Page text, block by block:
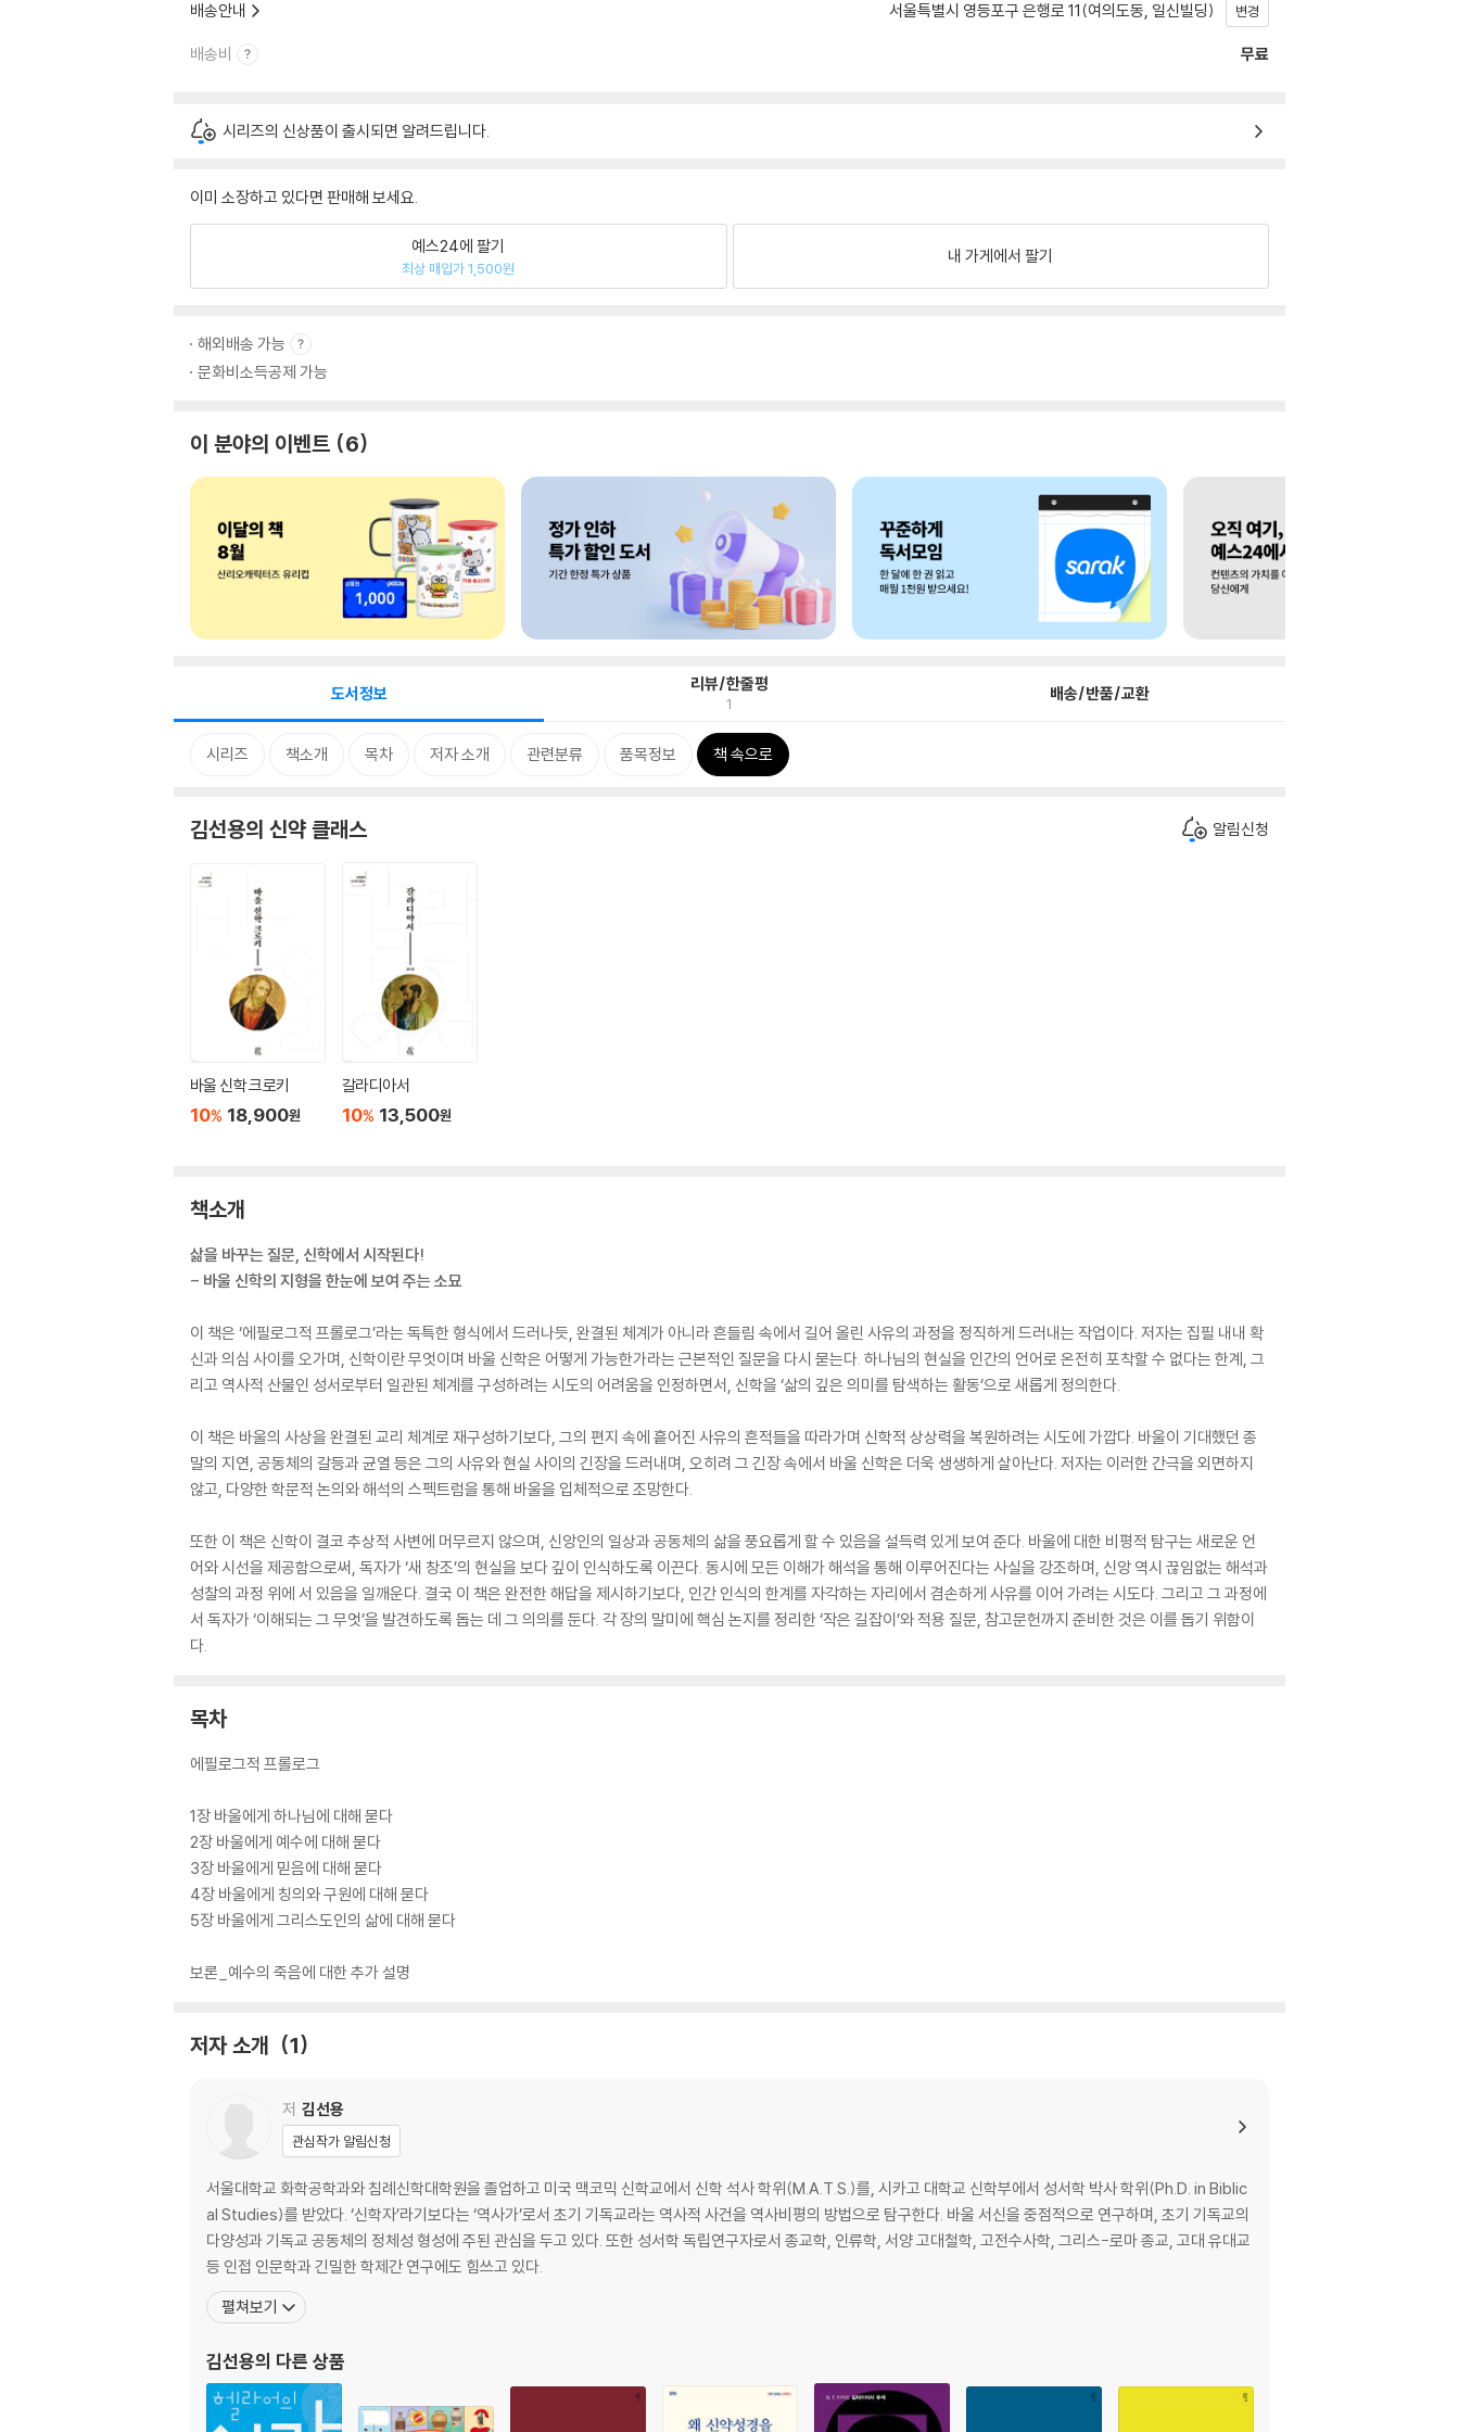
배송안내 서울특별시 영등포구 은행로 11(여의도동, 일신빌딩) 변경
배송비 무료
시리즈의 신상품이 출시되면 알려드립니다.
이미 소장하고 있다면 판매해 보세요.
예스24에 팔기
최상 매입가 1,500원
내 가게에서 팔기
해외배송 가능
문화비소득공제 가능
이 분야의 이벤트 6
도서정보 리뷰/한줄평
1 배송/반품/교환
시리즈 책소개 목차 저자 소개 관련분류 품목정보 책 속으로
김선용의 신약 클래스 알림신청
바울 신학 크로키
10% 18,900원
갈라디아서
10% 13,500원
책소개
삶을 바꾸는 질문, 신학에서 시작된다!
- 바울 신학의 지형을 한눈에 보여 주는 소묘
이 책은 ‘에필로그적 프롤로그’라는 독특한 형식에서 드러나듯, 완결된 체계가 아니라 흔들림 속에서 길어 올린 사유의 과정을 정직하게 드러내는 작업이다. 저자는 집필 내내 확
신과 의심 사이를 오가며, 신학이란 무엇이며 바울 신학은 어떻게 가능한가라는 근본적인 질문을 다시 묻는다. 하나님의 현실을 인간의 언어로 온전히 포착할 수 없다는 한계, 그
리고 역사적 산물인 성서로부터 일관된 체계를 구성하려는 시도의 어려움을 인정하면서, 신학을 ‘삶의 깊은 의미를 탐색하는 활동’으로 새롭게 정의한다.
이 책은 바울의 사상을 완결된 교리 체계로 재구성하기보다, 그의 편지 속에 흩어진 사유의 흔적들을 따라가며 신학적 상상력을 복원하려는 시도에 가깝다. 바울이 기대했던 종
말의 지연, 공동체의 갈등과 균열 등은 그의 사유와 현실 사이의 긴장을 드러내며, 오히려 그 긴장 속에서 바울 신학은 더욱 생생하게 살아난다. 저자는 이러한 간극을 외면하지
않고, 다양한 학문적 논의와 해석의 스펙트럼을 통해 바울을 입체적으로 조망한다.
또한 이 책은 신학이 결코 추상적 사변에 머무르지 않으며, 신앙인의 일상과 공동체의 삶을 풍요롭게 할 수 있음을 설득력 있게 보여 준다. 바울에 대한 비평적 탐구는 새로운 언
어와 시선을 제공함으로써, 독자가 ‘새 창조’의 현실을 보다 깊이 인식하도록 이끈다. 동시에 모든 이해가 해석을 통해 이루어진다는 사실을 강조하며, 신앙 역시 끊임없는 해석과
성찰의 과정 위에 서 있음을 일깨운다. 결국 이 책은 완전한 해답을 제시하기보다, 인간 인식의 한계를 자각하는 자리에서 겸손하게 사유를 이어 가려는 시도다. 그리고 그 과정에
서 독자가 ‘이해되는 그 무엇’을 발견하도록 돕는 데 그 의의를 둔다. 각 장의 말미에 핵심 논지를 정리한 ‘작은 길잡이’와 적용 질문, 참고문헌까지 준비한 것은 이를 돕기 위함이
다.
목차
에필로그적 프롤로그
1장 바울에게 하나님에 대해 묻다
2장 바울에게 예수에 대해 묻다
3장 바울에게 믿음에 대해 묻다
4장 바울에게 칭의와 구원에 대해 묻다
5장 바울에게 그리스도인의 삶에 대해 묻다
보론_예수의 죽음에 대한 추가 설명
저자 소개 1
저 김선용
관심작가 알림신청
서울대학교 화학공학과와 침례신학대학원을 졸업하고 미국 맥코믹 신학교에서 신학 석사 학위(M.A.T.S.)를, 시카고 대학교 신학부에서 성서학 박사 학위(Ph.D. in Biblic
al Studies)를 받았다. ‘신학자’라기보다는 ‘역사가’로서 초기 기독교라는 역사적 사건을 역사비평의 방법으로 탐구한다. 바울 서신을 중점적으로 연구하며, 초기 기독교의
다양성과 기독교 공동체의 정체성 형성에 주된 관심을 두고 있다. 또한 성서학 독립연구자로서 종교학, 인류학, 서양 고대철학, 고전수사학, 그리스-로마 종교, 고대 유대교
등 인접 인문학과 긴밀한 학제간 연구에도 힘쓰고 있다.
펼쳐보기
김선용의 다른 상품